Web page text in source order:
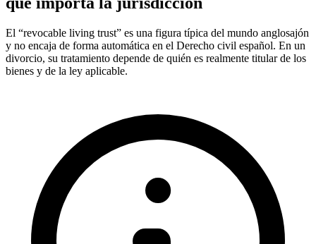
El “revocable living trust” es una figura típica del mundo anglosajón
y no encaja de forma automática en el Derecho civil español. En un
divorcio, su tratamiento depende de quién es realmente titular de los
bienes y de la ley aplicable.